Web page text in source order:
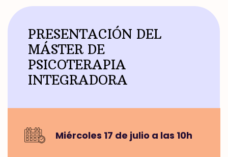
PRESENTACIÓN DEL
MÁSTER DE
PSICOTERAPIA
INTEGRADORA
Miércoles 17 de julio a las 10h